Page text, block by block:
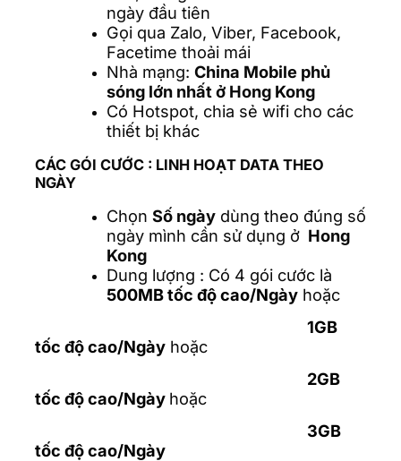
ngày đầu tiên
Gọi qua Zalo, Viber, Facebook,
Facetime thoải mái
Nhà mạng: China Mobile phủ
sóng lớn nhất ở Hong Kong
Có Hotspot, chia sẻ wifi cho các
thiết bị khác
CÁC GÓI CƯỚC : LINH HOẠT DATA THEO
NGÀY
Chọn Số ngày dùng theo đúng số
ngày mình cần sử dụng ở Hong
Kong
Dung lượng : Có 4 gói cước là
500MB tốc độ cao/Ngày hoặc
1GB
tốc độ cao/Ngày hoặc
2GB
tốc độ cao/Ngày hoặc
3GB
tốc độ cao/Ngày